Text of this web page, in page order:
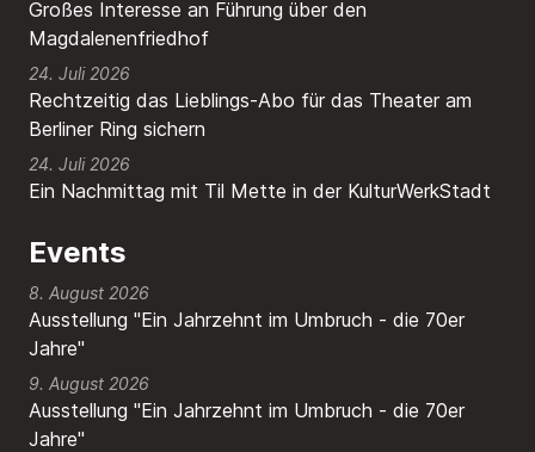
Großes Interesse an Führung über den
Magdalenenfriedhof
Rechtzeitig das Lieblings-Abo für das Theater am
Berliner Ring sichern
24. Juli 2026
Ein Nachmittag mit Til Mette in der KulturWerkStadt
24. Juli 2026
Events
8. August 2026
Ausstellung "Ein Jahrzehnt im Umbruch - die 70er
Jahre"
9. August 2026
Ausstellung "Ein Jahrzehnt im Umbruch - die 70er
Jahre"